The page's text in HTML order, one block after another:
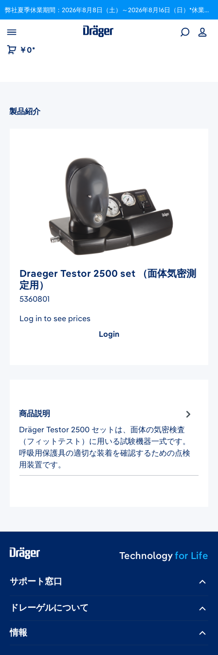
to B2B platform navigation 弊社夏季休業期間：2026年8月8日（土）～2026年8月16日（日）*休業期間中にいただいたご注文は、8月17日以降順次対応いたします。
￥0*
製品紹介
Draeger Testor 2500 set （面体気密測
定用）
5360801
Log in to see prices
Login
商品説明
Dräger Testor 2500 セットは、面体の気密検査
（フィットテスト）に用いる試験機器一式です。
呼吸用保護具の適切な装着を確認するための点検
用装置です。
Technologyfor Life
サポート窓口
ドレーゲル​について
情報